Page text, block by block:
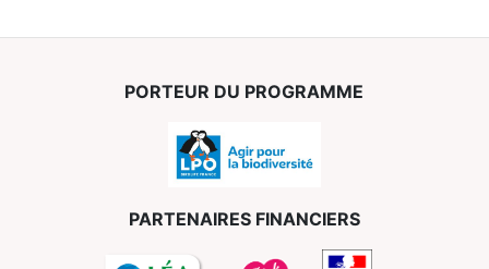
PORTEUR DU PROGRAMME
PARTENAIRES FINANCIERS